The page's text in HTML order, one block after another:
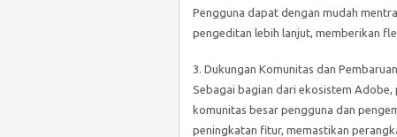
Pengguna dapat dengan mudah
pengeditan lebih lanjut, memberikan
3. Dukungan Komunitas dan
Sebagai bagian dari ekosistem Adobe,
komunitas besar pengguna dan
peningkatan fitur, memastikan